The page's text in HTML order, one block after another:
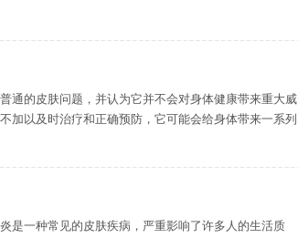
皮肤问题，并认为它并不会对身体健康带来重大威
加以及时治疗和正确预防，它可能会给身体带来一系列
种常见的皮肤疾病，严重影响了许多人的生活质